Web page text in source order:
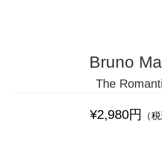
Bruno
The
¥2,980円 （